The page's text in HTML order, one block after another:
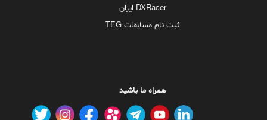
DXRacer ایران
ثبت نام مسابقات TEG
همراه ما باشید